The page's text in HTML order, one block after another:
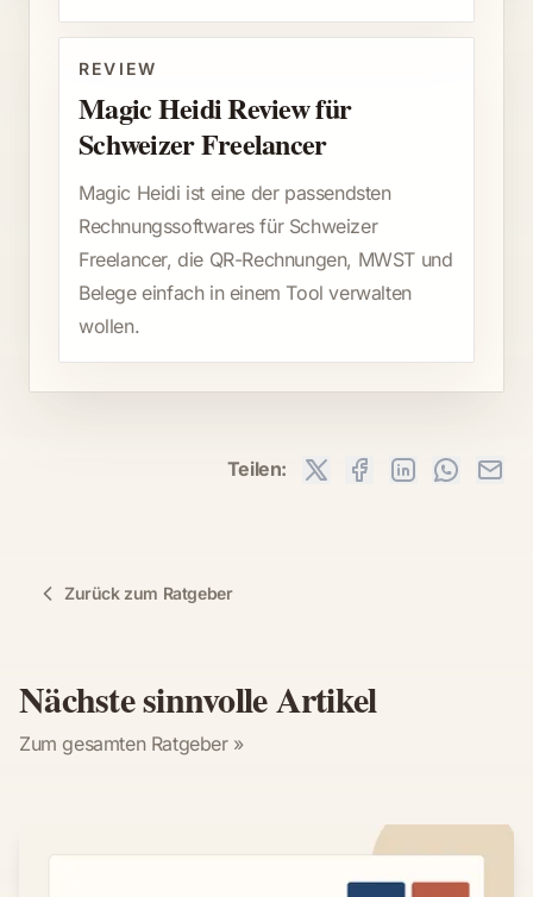
REVIEW
Magic Heidi Review für
Schweizer Freelancer
Magic Heidi ist eine der passendsten
Rechnungssoftwares für Schweizer
Freelancer, die QR-Rechnungen, MWST und
Belege einfach in einem Tool verwalten
wollen.
Teilen:
Zurück zum Ratgeber
Nächste sinnvolle Artikel
Zum gesamten Ratgeber »